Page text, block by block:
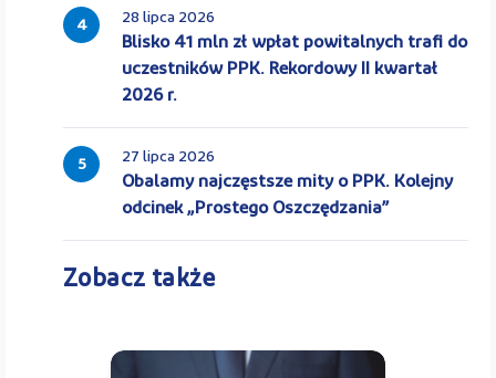
4 28 lipca 2026
Blisko 41 mln zł wpłat powitalnych trafi do
uczestników PPK. Rekordowy II kwartał
2026 r.
5 27 lipca 2026
Obalamy najczęstsze mity o PPK. Kolejny
odcinek „Prostego Oszczędzania”
Zobacz także